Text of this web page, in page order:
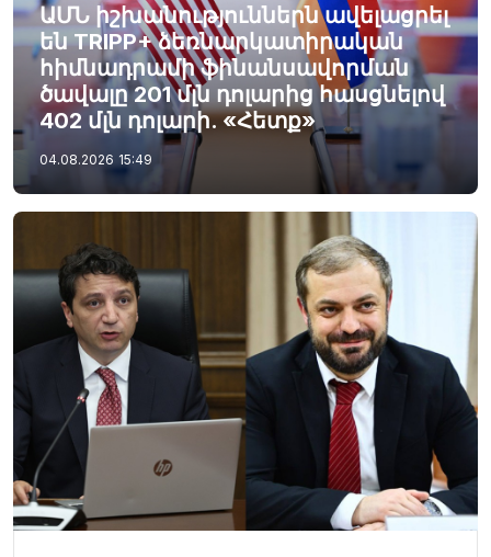
ԱՄՆ իշխանություններն ավելացրել
են TRIPP+ ձեռնարկատիրական
հիմնադրամի ֆինանսավորման
ծավալը 201 մլն դոլարից հասցնելով
402 մլն դոլարի. «Հետք»
04.08.2026 15:49